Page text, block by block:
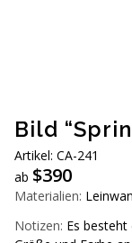
Bild
Artikel: CА-241
ab $390
Materialien:
Notizen: Es